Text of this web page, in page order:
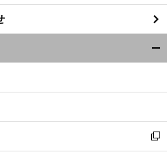
し
い
ウ
ィ
ン
ウ
開
く
新
し